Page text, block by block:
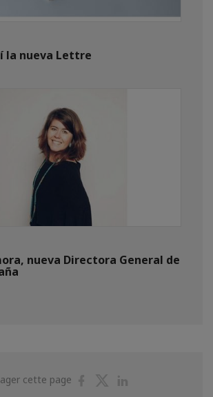
la nueva Lettre
nueva Directora General de
cette page
PartagerPartager